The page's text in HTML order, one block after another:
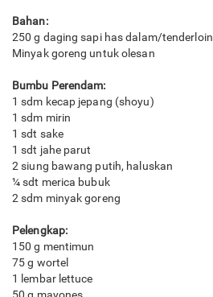
Bahan:
250 g daging sapi has dalam/tenderloin
Minyak goreng untuk olesan
Bumbu Perendam:
1 sdm kecap jepang (shoyu)
1 sdm mirin
1 sdt sake
1 sdt jahe parut
2 siung bawang putih, haluskan
¼ sdt merica bubuk
2 sdm minyak goreng
Pelengkap:
150 g mentimun
75 g wortel
1 lembar lettuce